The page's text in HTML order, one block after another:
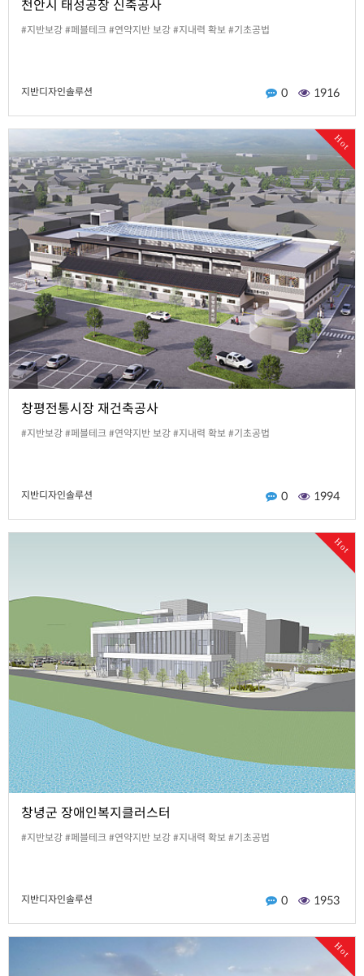
천안시 태성공장 신축공사
#지반보강 #페블테크 #연약지반 보강 #지내력 확보 #기초공법
지반디자인솔루션 0 1916
Hot
창평전통시장 재건축공사
#지반보강 #페블테크 #연약지반 보강 #지내력 확보 #기초공법
지반디자인솔루션 0 1994
Hot
창녕군 장애인복지클러스터
#지반보강 #페블테크 #연약지반 보강 #지내력 확보 #기초공법
지반디자인솔루션 0 1953
Hot